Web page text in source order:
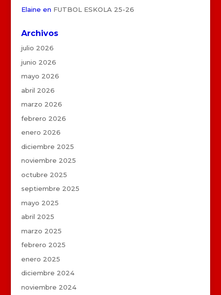
Elaine en FUTBOL ESKOLA 25-26
Archivos
julio 2026
junio 2026
mayo 2026
abril 2026
marzo 2026
febrero 2026
enero 2026
diciembre 2025
noviembre 2025
octubre 2025
septiembre 2025
mayo 2025
abril 2025
marzo 2025
febrero 2025
enero 2025
diciembre 2024
noviembre 2024